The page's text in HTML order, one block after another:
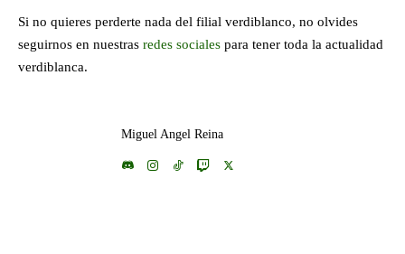
Si no quieres perderte nada del filial verdiblanco, no olvides
seguirnos en nuestras redes sociales para tener toda la actualidad
verdiblanca.
Miguel Angel Reina